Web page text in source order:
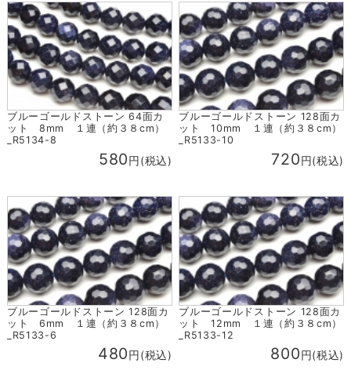
ブルーゴールドストーン 64面カ
ット 8mm １連（約３８cm）
_R5134-8
580円(税込)
ブルーゴールドストーン 128面カ
ット 10mm １連（約３８cm）
_R5133-10
720円(税込)
ブルーゴールドストーン 128面カ
ット 6mm １連（約３８cm）
_R5133-6
480円(税込)
ブルーゴールドストーン 128面カ
ット 12mm １連（約３８cm）
_R5133-12
800円(税込)